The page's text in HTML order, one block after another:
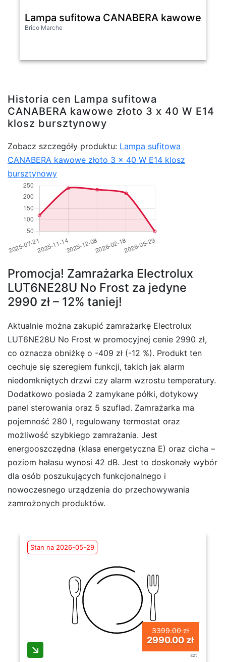
Lampa sufitowa CANABERA kawowe
Brico Marche
Historia cen Lampa sufitowa
CANABERA kawowe złoto 3 x 40 W E14
klosz bursztynowy
Zobacz szczegóły produktu: Lampa sufitowa
CANABERA kawowe złoto 3 x 40 W E14 klosz
bursztynowy
Promocja! Zamrażarka Electrolux
LUT6NE28U No Frost za jedyne
2990 zł – 12% taniej!
Aktualnie można zakupić zamrażarkę Electrolux
LUT6NE28U No Frost w promocyjnej cenie 2990 zł,
co oznacza obniżkę o -409 zł (-12 %). Produkt ten
cechuje się szeregiem funkcji, takich jak alarm
niedomkniętych drzwi czy alarm wzrostu temperatury.
Dodatkowo posiada 2 zamykane półki, dotykowy
panel sterowania oraz 5 szuflad. Zamrażarka ma
pojemność 280 l, regulowany termostat oraz
możliwość szybkiego zamrażania. Jest
energooszczędna (klasa energetyczna E) oraz cicha –
poziom hałasu wynosi 42 dB. Jest to doskonały wybór
dla osób poszukujących funkcjonalnego i
nowoczesnego urządzenia do przechowywania
zamrożonych produktów.
Stan na 2026-05-29
3399.00 zł
2990.00 zł
szt